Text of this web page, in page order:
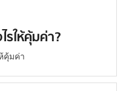
รให้คุ้มค่า?
คุ้มค่า